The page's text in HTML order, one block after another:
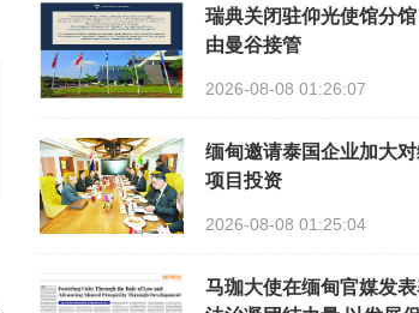
瑞典关闭驻仰光使馆分
由曼谷接管
2026-08-08 01:26:07
缅甸邀请泰国企业加大
项目投资
2026-08-08 01:25:04
马珈大使在缅甸官媒发